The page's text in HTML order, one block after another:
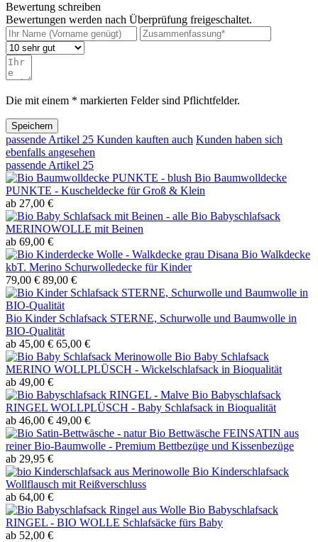
Bewertung schreiben
Bewertungen werden nach Überprüfung freigeschaltet.
Die mit einem * markierten Felder sind Pflichtfelder.
Speichern
passende Artikel 25 Kunden kauften auch Kunden haben sich
ebenfalls angesehen
passende Artikel 25
Bio Baumwolldecke
PUNKTE - Kuscheldecke für Groß & Klein
ab 27,00 €
Bio Babyschlafsack
MERINOWOLLE mit Beinen
ab 69,00 €
Disana Bio Walkdecke
kbT. Merino Schurwolledecke für Kinder
79,00 € 89,00 €
Bio Kinder Schlafsack STERNE, Schurwolle und Baumwolle in
BIO-Qualität
ab 45,00 € 65,00 €
Bio Baby Schlafsack
MERINO WOLLPLÜSCH - Wickelschlafsack in Bioqualität
ab 49,00 €
Bio Babyschlafsack
RINGEL WOLLPLÜSCH - Baby Schlafsack in Bioqualität
ab 46,00 € 49,00 €
Bio Bettwäsche FEINSATIN aus
reiner Bio-Baumwolle - Premium Bettbezüge und Kissenbezüge
ab 29,95 €
Bio Kinderschlafsack
Wollflausch mit Reißverschluss
ab 64,00 €
Bio Babyschlafsack
RINGEL - BIO WOLLE Schlafsäcke fürs Baby
ab 52,00 €